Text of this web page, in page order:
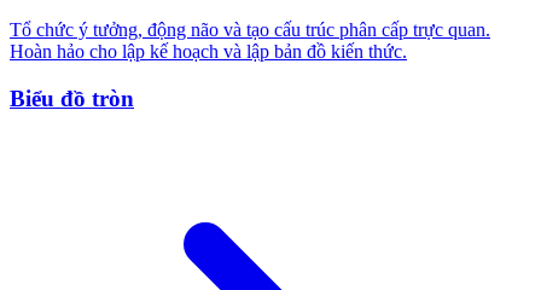
Tổ chức ý tưởng, động não và tạo cấu trúc phân cấp trực quan.
Hoàn hảo cho lập kế hoạch và lập bản đồ kiến thức.
Biểu đồ tròn